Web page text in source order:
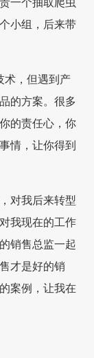
一个抽取爬虫
小组，后来带
术，但遇到产
的方案。很多
的责任心，你
情，让你得到
对我后来转型
我现在的工作
销售总监一起
才是好的销
案例，让我在